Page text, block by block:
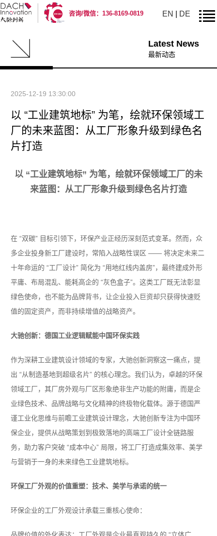
咨询/微信：136-8169-0819 EN DE
Latest News
最新动态
2025-12-19 13:30:00
以 “工业建筑地标” 为笔，绘就环保领域工
厂的未来蓝图：从工厂形象升级到绿色名
片打造
以 “工业建筑地标” 为笔，绘就环保领域工厂的未
来蓝图：从工厂形象升级到绿色名片打造
在 “双碳” 目标引领下，环保产业正经历深刻范式变革。然而，众
多企业投身新工厂建设时，常陷入战略性误区 —— 将决定未来二
十年命运的 “工厂设计” 简化为 “用地红线内盖房”，最终建成外形
平庸、布局混乱、能耗高企的 “灰色盒子”。这类工厂既无法彰显
绿色使命，也不能为品牌背书，让企业投入巨资却只获得快速贬
值的固定资产，而非持续增值的战略资产。
大驰创新：德国工业逻辑赋能中国环保实践
作为深耕工业建筑设计领域的专家，大驰创新洞察这一痛点，提
出 “从制造基地到超级名片” 的核心理念。我们认为，卓越的环保
领域工厂，其厂房外观与厂区形象绝非生产功能的附庸，而是企
业绿色技术、品牌战略与文化精神的终极物化载体。源于德国严
谨工业化思维与前瞻工业建筑设计理念，大驰创新专注为中国环
保企业，提供从战略策划到极致落地的高端工厂设计全链路服
务，助力客户突破 “成本中心” 局限，将工厂打造成集效率、美学
与营销于一身的未来绿色工业建筑地标。
环保工厂外观的价值重塑：技术、美学与承诺的统一
环保企业的工厂外观设计承载三重核心使命：